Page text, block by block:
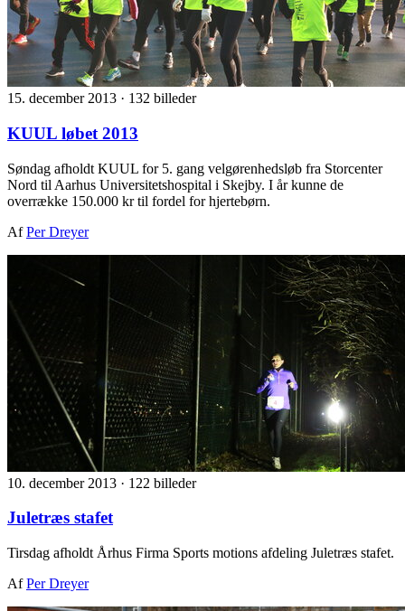
15. december 2013 · 132 billeder
KUUL løbet 2013
Søndag afholdt KUUL for 5. gang velgørenhedsløb fra Storcenter
Nord til Aarhus Universitetshospital i Skejby. I år kunne de
overrække 150.000 kr til fordel for hjertebørn.
AfPer Dreyer
10. december 2013 · 122 billeder
Juletræs stafet
Tirsdag afholdt Århus Firma Sports motions afdeling Juletræs stafet.
AfPer Dreyer